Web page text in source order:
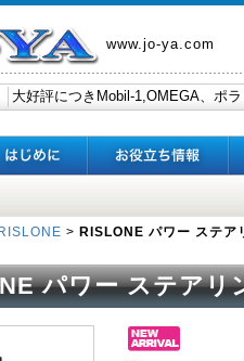
www.jo-ya.com
> RISLONE パワー ステア
パワー ステアリ